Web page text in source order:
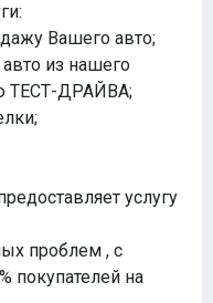
Вашего авто;
из нашего
ТЕСТ-ДРАЙВА;
услугу
проблем , с
покупателей на